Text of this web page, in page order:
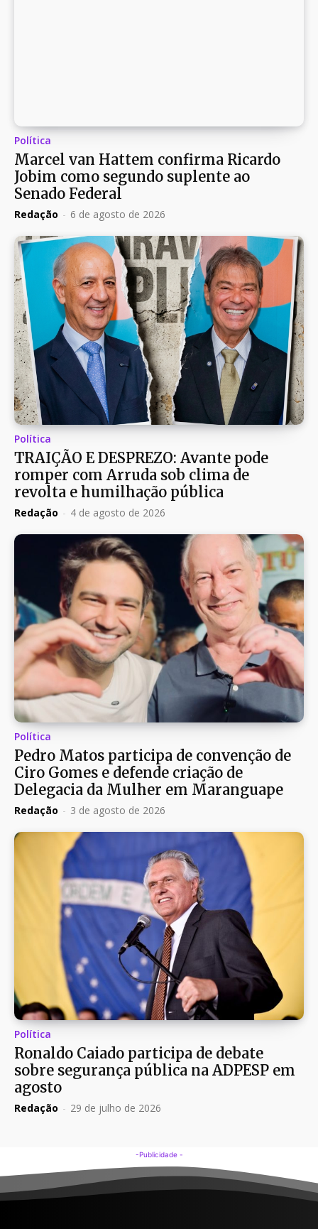
Política
Marcel van Hattem confirma Ricardo
Jobim como segundo suplente ao
Senado Federal
Redação - 6 de agosto de 2026
Política
TRAIÇÃO E DESPREZO: Avante pode
romper com Arruda sob clima de
revolta e humilhação pública
Redação - 4 de agosto de 2026
Política
Pedro Matos participa de convenção de
Ciro Gomes e defende criação de
Delegacia da Mulher em Maranguape
Redação - 3 de agosto de 2026
Política
Ronaldo Caiado participa de debate
sobre segurança pública na ADPESP em
agosto
Redação - 29 de julho de 2026
-Publicidade -